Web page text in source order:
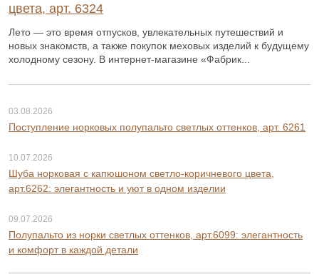
цвета, арт. 6324
Лето — это время отпусков, увлекательных путешествий и
новых знакомств, а также покупок меховых изделий к будущему
холодному сезону. В интернет-магазине «Фабрик...
03.08.2026
Поступление норковых полупальто светлых оттенков, арт. 6261
10.07.2026
Шуба норковая с капюшоном светло-коричневого цвета,
арт.6262: элегантность и уют в одном изделии
09.07.2026
Полупальто из норки светлых оттенков, арт.6099: элегантность
и комфорт в каждой детали